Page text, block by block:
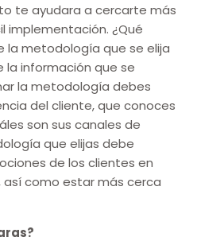
te ayudara a cercarte más
implementación. ¿Qué
la metodología que se elija
la información que se
la metodología debes
del cliente, que conoces
son sus canales de
que elijas debe
de los clientes en
como estar más cerca